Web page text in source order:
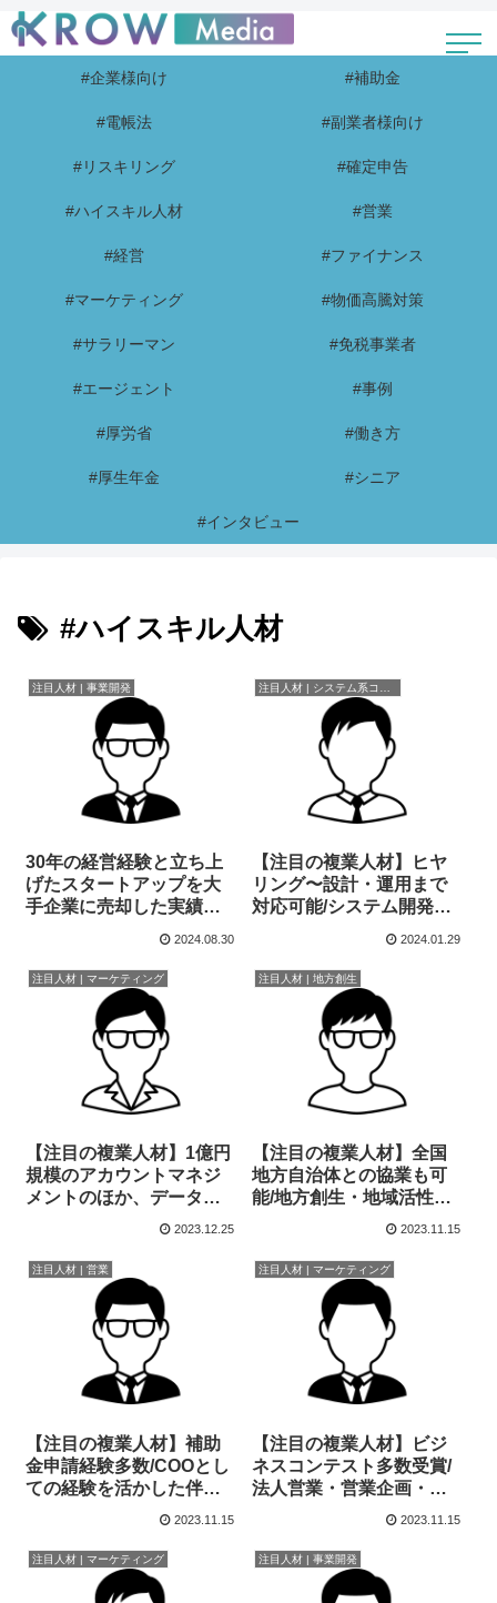
#企業様向け #補助金
#電帳法 #副業者様向け
#リスキリング #確定申告
#ハイスキル人材 #営業
#経営 #ファイナンス
#マーケティング #物価高騰対策
#サラリーマン #免税事業者
#エージェント #事例
#厚労省 #働き方
#厚生年金 #シニア
#インタビュー
#ハイスキル人材
注目人材 | 事業開発
30年の経営経験と立ち上
げたスタートアップを大
手企業に売却した実績が
2024.08.30
注目人材 | システム系コンサルタント
【注目の複業人材】ヒヤ
リング〜設計・運用まで
対応可能/システム開発コ
2024.01.29
注目人材 | マーケティング
【注目の複業人材】1億円
規模のアカウントマネジ
メントのほか、データを
活用したオフラインマー
ペシャリスト
2023.12.25
注目人材 | 地方創生
【注目の複業人材】全国
地方自治体との協業も可
能/地方創生・地域活性事
業のエキスパート
2023.11.15
注目人材 | 営業
【注目の複業人材】補助
金申請経験多数/COOとし
ての経験を活かした伴奏
型経営課題の解決・ビジ
ト
2023.11.15
注目人材 | マーケティング
【注目の複業人材】ビジ
ネスコンテスト多数受賞/
法人営業・営業企画・新
規事業開発など経験豊富
2023.11.15
注目人材 | マーケティング 注目人材 | 事業開発